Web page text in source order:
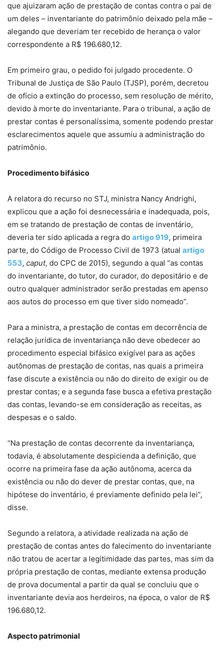
que ajuizaram ação de prestação de contas contra o pai de
um deles – inventariante do patrimônio deixado pela mãe –
alegando que deveriam ter recebido de herança o valor
correspondente a R$ 196.680,12.
Em primeiro grau, o pedido foi julgado procedente. O
Tribunal de Justiça de São Paulo (TJSP), porém, decretou
de ofício a extinção do processo, sem resolução de mérito,
devido à morte do inventariante. Para o tribunal, a ação de
prestar contas é personalíssima, somente podendo prestar
esclarecimentos aquele que assumiu a administração do
patrimônio.
Procedimento bifási​co
A relatora do recurso no STJ, ministra Nancy Andrighi,
explicou que a ação foi desnecessária e inadequada, pois,
em se tratando de prestação de contas de inventário,
deveria ter sido aplicada a regra do artigo 919, primeira
parte, do Código de Processo Civil de 1973 (atual artigo
553, caput, do CPC de 2015), segundo a qual “as contas
do inventariante, do tutor, do curador, do depositário e de
outro qualquer administrador serão prestadas em apenso
aos autos do processo em que tiver sido nomeado”.
Para a ministra, a prestação de contas em decorrência de
relação jurídica de inventariança não deve obedecer ao
procedimento especial bifásico exigível para as ações
autônomas de prestação de contas, nas quais a primeira
fase discute a existência ou não do direito de exigir ou de
prestar contas; e a segunda fase busca a efetiva prestação
das contas, levando-se em consideração as receitas, as
despesas e o saldo.
“Na prestação de contas decorrente da inventariança,
todavia, é absolutamente despicienda a definição, que
ocorre na primeira fase da ação autônoma, acerca da
existência ou não do dever de prestar contas, que, na
hipótese do inventário, é previamente definido pela lei”,
disse.
Segundo a relatora, a atividade realizada na ação de
prestação de contas antes do falecimento do inventariante
não tratou de acertar a legitimidade das partes, mas sim da
própria prestação de contas, mediante extensa produção
de prova documental a partir da qual se concluiu que o
inventariante devia aos herdeiros, na época, o valor de R$
196.680,12.
Aspecto patrim​​onial